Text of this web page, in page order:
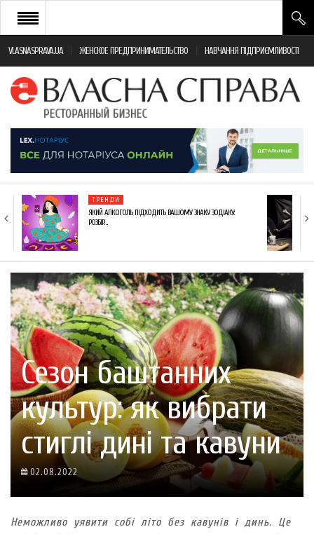
VLASNASPRAVA.UA ЖЕНСКОЕ ПРЕДПРИНИМАТЕЛЬСТВО НАВЧАННЯ ПІДПРИЄМЛИВОСТІ
НОВИНИ РЕСТОРАННОГО БІЗНЕСУ
ЯК ВІДКРИТИ ТА УСПІШНО КЕРУВАТИ
МОНІТОРИНГ ЗАКОНОДАВСТВА
ФРАНЧАЙЗИНГ
КНИГИ
ТРЕНДИ
ЯКИЙ АЛКОГОЛЬ ПІДХОДИТЬ ВАШОМУ ЗНАКУ ЗОДІАКУ:
РОЗБІР…
Сезон баштанних
культур: як вибрати
стиглі дині та кавуни
02.08.2022
Неможливо уявити собі літо без кавунів і динь. Це